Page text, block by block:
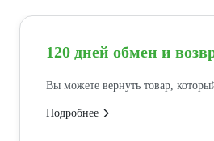
120 дней обмен и
Вы можете вернуть товар,
Подробнее